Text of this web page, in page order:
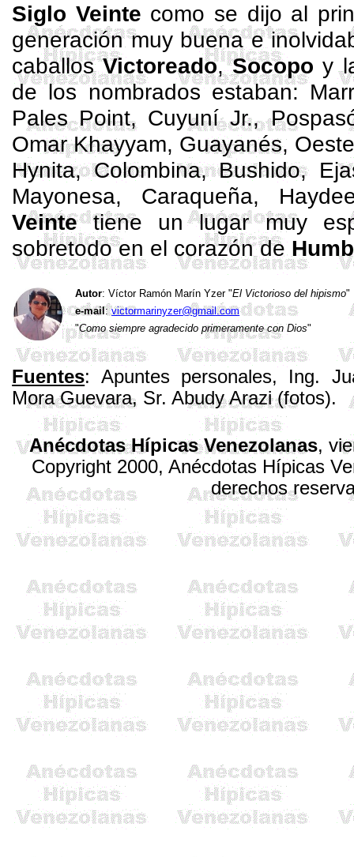
Siglo Veinte como se dijo al
generación muy buena e
caballosVictoreado,Socopo y
de los nombrados estaban:
Pales Point, CuyuníJr.,
OmarKhayyam, Guayanés,
Hynita, Colombina, Bushido,
Mayonesa, Caraqueña,
Veintetiene un lugar muy
sobretodo en el corazón de
Autor: Víctor Ramón MarínYzer"El Victorioso del hipismo"
e-mail:victormarinyzer@gmail.com
"Como siempre agradecido primeramente con Dios"
Fuentes: Apuntes personales, Ing.
Mora Guevara, Sr.Abudy Arazi(fotos).
Anécdotas Hípicas Venezolanas,
Copyright 2000, Anécdotas Hípicas
derechos